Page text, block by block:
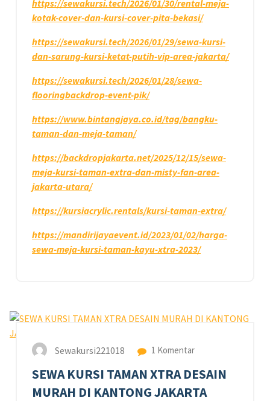
https://sewakursi.tech/2026/01/30/rental-meja-
kotak-cover-dan-kursi-cover-pita-bekasi/
https://sewakursi.tech/2026/01/29/sewa-kursi-
dan-sarung-kursi-ketat-putih-vip-area-jakarta/
https://sewakursi.tech/2026/01/28/sewa-
flooringbackdrop-event-pik/
https://www.bintangjaya.co.id/tag/bangku-
taman-dan-meja-taman/
https://backdropjakarta.net/2025/12/15/sewa-
meja-kursi-taman-extra-dan-misty-fan-area-
jakarta-utara/
https://kursiacrylic.rentals/kursi-taman-extra/
https://mandirijayaevent.id/2023/01/02/harga-
sewa-meja-kursi-taman-kayu-xtra-2023/
Sewakursi221018 1 Komentar
SEWA KURSI TAMAN XTRA DESAIN
MURAH DI KANTONG JAKARTA